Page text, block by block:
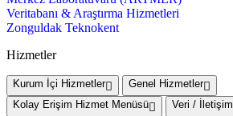
Veritabanı & Araştırma Hizmetleri
Zonguldak Teknokent
Hizmetler
Kurum İçi Hizmetler
Genel Hizmetler
Kolay Erişim Hizmet Menüsü
Veri / İletişim